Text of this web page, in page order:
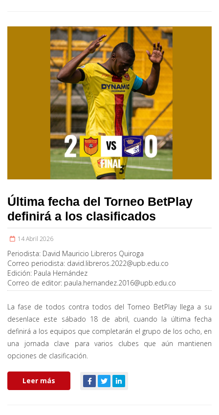
Última fecha del Torneo BetPlay
definirá a los clasificados
14 Abril 2026
Periodista: David Mauricio Libreros Quiroga
Correo periodista: david.libreros.2022@upb.edu.co
Edición: Paula Hernández
Correo de editor: paula.hernandez.2016@upb.edu.co
La fase de todos contra todos del Torneo BetPlay llega a su
desenlace este sábado 18 de abril, cuando la última fecha
definirá a los equipos que completarán el grupo de los ocho, en
una jornada clave para varios clubes que aún mantienen
opciones de clasificación.
Leer más